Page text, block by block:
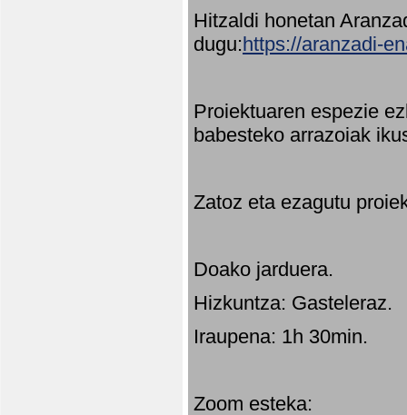
Hitzaldi honetan
dugu:https://aranzadi-
Proiektuaren espezie
babesteko arrazoiak
Zatoz eta ezagutu
Doako jarduera.
Hizkuntza: Gasteleraz.
Iraupena: 1h 30min.
Zoom esteka: